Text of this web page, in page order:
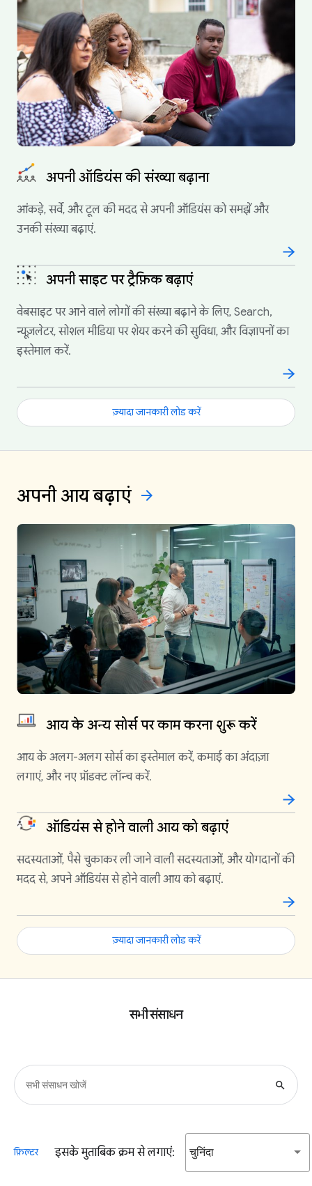
अपनी ऑडियंस की संख्या बढ़ाना
आंकड़े, सर्वे, और टूल की मदद से अपनी ऑडियंस को समझें और
उनकी संख्या बढ़ाएं.
अपनी साइट पर ट्रैफ़िक बढ़ाएं
वेबसाइट पर आने वाले लोगों की संख्या बढ़ाने के लिए, Search,
न्यूज़लेटर, सोशल मीडिया पर शेयर करने की सुविधा, और विज्ञापनों का
इस्तेमाल करें.
ज़्यादा जानकारी लोड करें
अपनी आयबढ़ाएं arrow_forward
आय के अन्य सोर्स पर काम करना शुरू करें
आय के अलग-अलग सोर्स का इस्तेमाल करें, कमाई का अंदाज़ा
लगाएं, और नए प्रॉडक्ट लॉन्च करें.
ऑडियंस से होने वाली आय को बढ़ाएं
सदस्यताओं, पैसे चुकाकर ली जाने वाली सदस्यताओं, और योगदानों की
मदद से, अपने ऑडियंस से होने वाली आय को बढ़ाएं.
ज़्यादा जानकारी लोड करें
सभी संसाधन
search
फ़िल्टर इसके मुताबिक क्रम से लगाएं: चुनिंदा